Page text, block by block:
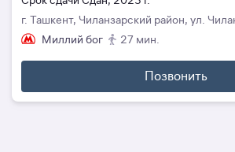
г. Ташкент, Чиланзарский район, ул.
Миллий бог
27 мин.
Позвонить